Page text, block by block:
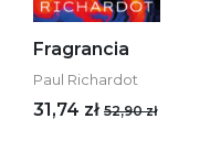
Fragrancia
Paul Richardot
31,74 zł 52,90 zł